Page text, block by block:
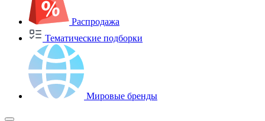
Распродажа
Тематические подборки
Мировые бренды